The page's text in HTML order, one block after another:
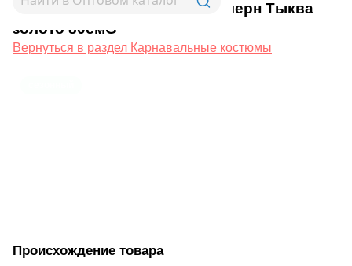
1508-0371Накидка дет HWN черн Тыква
золото 80смG
Вернуться в раздел Карнавальные костюмы
Происхождение товара